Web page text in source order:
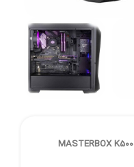
کیس کولرمستر MASTERBOX K500